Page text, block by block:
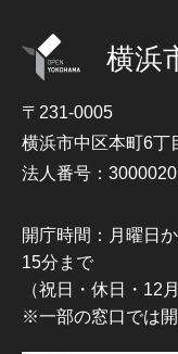
横浜
〒231-0005
横浜市中区本町6丁
法人番号：
開庁時間：月曜日
15分まで
（祝日・休日・12
※一部の窓口では